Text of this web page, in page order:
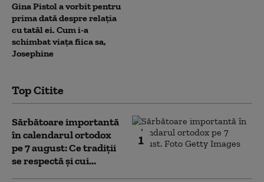
Gina Pistol a vorbit pentru
prima dată despre relația
cu tatăl ei. Cum i-a
schimbat viața fiica sa,
Josephine
Top Citite
1
Sărbătoare importantă
în calendarul ortodox
pe 7 august: Ce tradiții
se respectă și cui...